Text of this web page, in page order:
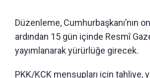
Düzenleme, Cumhurbaşkanı’nın
ardından 15 gün içinde Resmî
yayımlanarak yürürlüğe girecek.
PKK/KCK mensupları için tahliye,